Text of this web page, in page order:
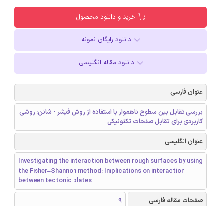
خرید و دانلود محصول
دانلود رایگان نمونه
دانلود مقاله انگلیسی
عنوان فارسی
بررسی تقابل بین سطوح ناهموار با استفاده از روش فیشر - شانن: روشی
کاربردی برای تقابل صفحات تکتونیکی
عنوان انگلیسی
Investigating the interaction between rough surfaces by using
the Fisher–Shannon method: Implications on interaction
between tectonic plates
صفحات مقاله فارسی
9